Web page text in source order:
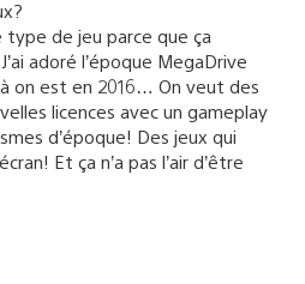
de jeu parce que ça
adoré l’époque MegaDrive
on est en 2016… On veut des
licences avec un gameplay
d’époque! Des jeux qui
Et ça n’a pas l’air d’être